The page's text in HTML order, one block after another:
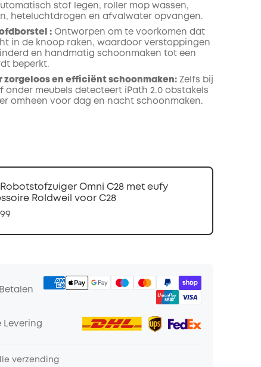
stof legen, roller mop wassen,
heteluchtdrogen en afvalwater opvangen.
:Ontworpen om te voorkomen dat
in de knoop raken, waardoor verstoppingen
en handmatig schoonmaken tot een
beperkt.
zorgeloos en efficiënt schoonmaken:Zelfs bij
onder meubels detecteert iPath 2.0 obstakels
omheen voor dag en nacht schoonmaken.
Omni C28 met eufy
Roldweil voor C28
Levering
verzending